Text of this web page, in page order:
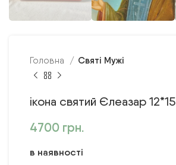
Головна Святі Мужі
ікона святий Єлеазар 12*15
4700 грн.
в наявності